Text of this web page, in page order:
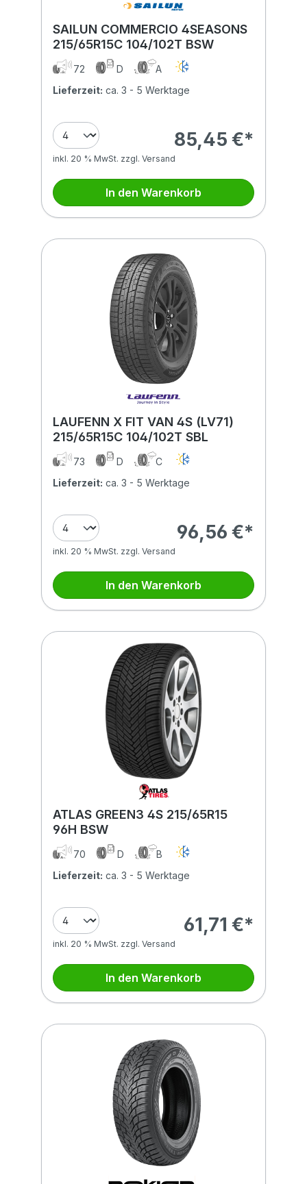
SAILUN COMMERCIO 4SEASONS
215/65R15C 104/102T BSW
72 D
A
Lieferzeit: ca. 3 - 5 Werktage
85,45 €*
inkl. 20 % MwSt. zzgl. Versand
In den Warenkorb
LAUFENN X FIT VAN 4S (LV71)
215/65R15C 104/102T SBL
73 D
C
Lieferzeit: ca. 3 - 5 Werktage
96,56 €*
inkl. 20 % MwSt. zzgl. Versand
In den Warenkorb
ATLAS GREEN3 4S 215/65R15
96H BSW
70 D
B
Lieferzeit: ca. 3 - 5 Werktage
61,71 €*
inkl. 20 % MwSt. zzgl. Versand
In den Warenkorb